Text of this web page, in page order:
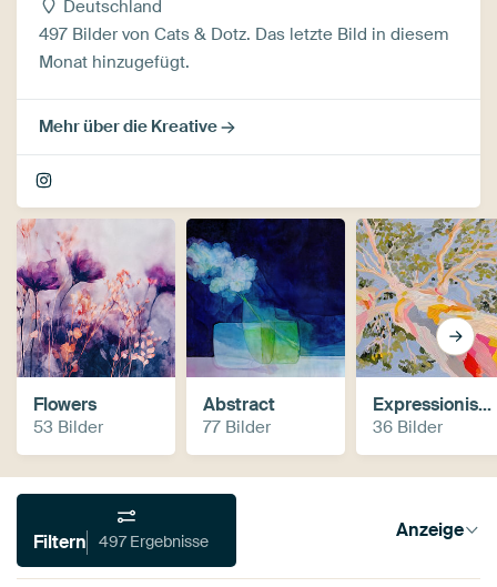
Deutschland
497 Bilder von Cats & Dotz. Das letzte Bild in diesem
Monat hinzugefügt.
Mehr über die Kreative
Flowers
53 Bilder
Abstract
77 Bilder
Expressionism, Fauvism
36 Bilder
Filtern 497 Ergebnisse Anzeige